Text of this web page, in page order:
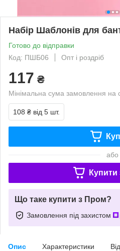
Набір Шаблонів для
Готово до відправки
Код: ПШБ06
Опт і роздріб
117 ₴
Мінімальна сума замовлення на
108 ₴ від 5 шт.
або
Купити
Що таке купити з Пром?
Замовлення під захистом
Опис Характеристики